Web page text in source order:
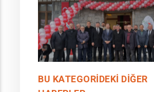
BU KATEGORIDEKI DIĞER